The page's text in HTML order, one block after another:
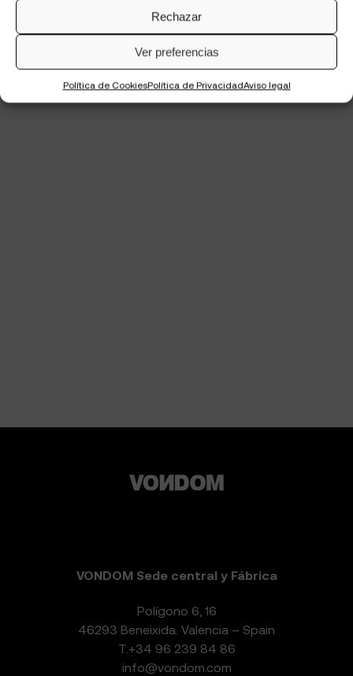
Rechazar
Ver preferencias
Política de CookiesPolítica de PrivacidadAviso legal
VONDOM Sede central y Fábrica
Polígono 6, 16
46293 Beneixida. Valencia – Spain
T. +34 96 239 84 86
info@vondom.com